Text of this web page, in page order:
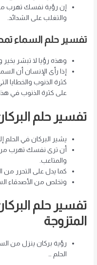
إن رؤية نفسك تهرب
والتغلب على الشدائد.
تفسير حلم السماء
وهذه رؤيا لا تبشر
إذا رأى الإنسان أن
كثرة الذنوب والخطايا
على كثرة الذنوب في
تفسير حلم
يشير البركان في الحلم
أن ترى نفسك تهرب
والمتاعب.
كما يدل على التحرر من
وتخلص من الأصدقاء
تفسير حلم
المتزوجة
رؤية بركان ينزل من
الحلم …